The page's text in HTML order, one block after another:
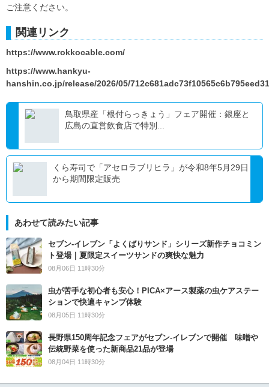
ご注意ください。
関連リンク
https://www.rokkocable.com/
https://www.hankyu-
hanshin.co.jp/release/2026/05/
鳥取県産「根付らっきょう」フェア開催：銀座と
広島の直営飲食店で特別...
くら寿司で「アセロラブリヒラ」が令和8年5月29日
から期間限定販売
あわせて読みたい記事
セブン‐イレブン「よくばりサンド」シリーズ新作チョコミン
ト登場｜夏限定スイーツサンドの爽快な魅力
08月06日 11時30分
虫が苦手な初心者も安心！PICA×アース製薬の虫ケアステー
ションで快適キャンプ体験
08月05日 11時30分
長野県150周年記念フェアがセブン-イレブンで開催 味噌や
伝統野菜を使った新商品21品が登場
08月04日 11時30分